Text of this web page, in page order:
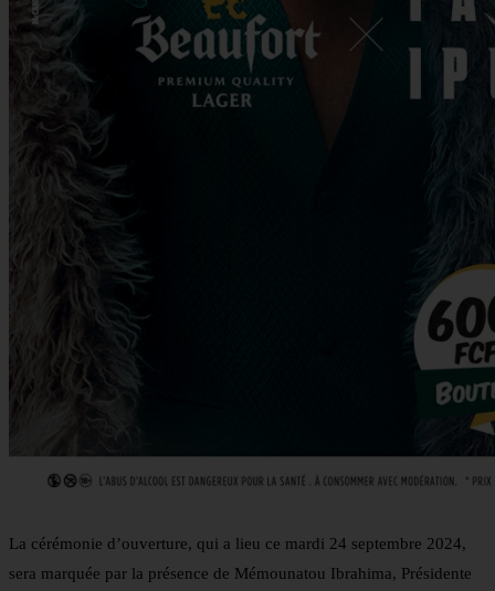
La cérémonie d’ouverture, qui a lieu ce mardi 24 septembre 2024,
sera marquée par la présence de Mémounatou Ibrahima, Présidente